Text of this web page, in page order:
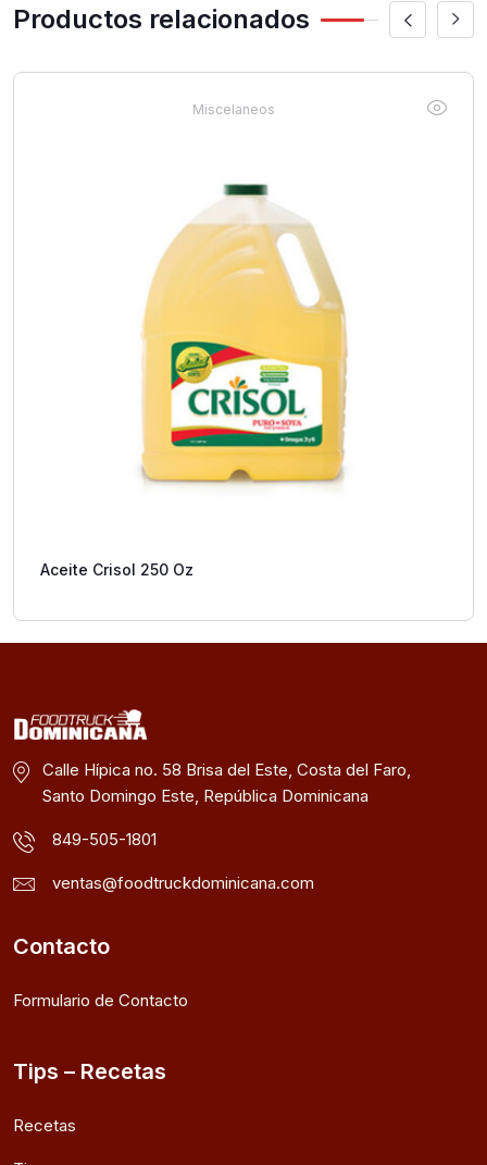
Productos relacionados
Miscelaneos
Aceite Crisol 250 Oz
Calle Hípica no. 58 Brisa del Este, Costa del Faro,
Santo Domingo Este, República Dominicana
849-505-1801
ventas@foodtruckdominicana.com
Contacto
Formulario de Contacto
Tips – Recetas
Recetas